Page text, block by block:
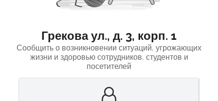
Грекова ул., д. 3, корп. 1
Сообщить о возникновении ситуаций, угрожающих
жизни и здоровью сотрудников, студентов и
посетителей